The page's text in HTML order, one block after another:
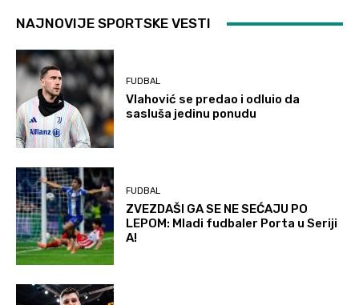
NAJNOVIJE SPORTSKE VESTI
FUDBAL
Vlahović se predao i odluio da
sasluša jedinu ponudu
FUDBAL
ZVEZDAŠI GA SE NE SEĆAJU PO
LEPOM: Mladi fudbaler Porta u Seriji
A!